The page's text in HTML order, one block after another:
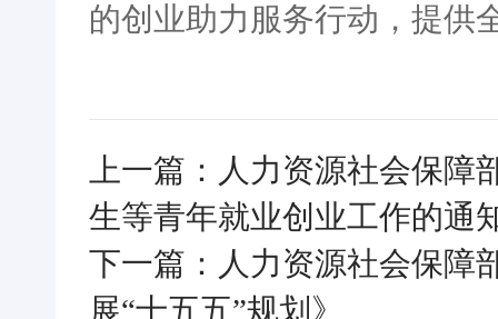
的创业助力服务行动，提供
上一篇：人力资源社会保
生等青年就业创业工作的通
下一篇：人力资源社会保障
展“十五五”规划》